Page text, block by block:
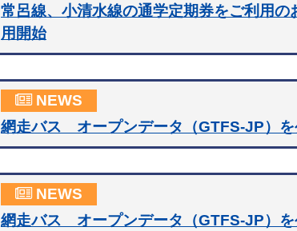
常呂線、小清水線の通学定期券をご利用
用開始
NEWS
網走バス オープンデータ（GTFS-JP）を
NEWS
網走バス オープンデータ（GTFS-JP）を